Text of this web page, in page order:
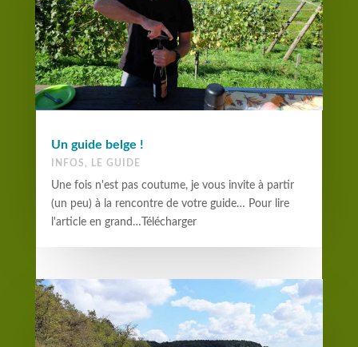
Un guide belge !
INFOS , LE GUIDE
Une fois n'est pas coutume, je vous invite à partir
(un peu) à la rencontre de votre guide… Pour lire
l'article en grand…Télécharger